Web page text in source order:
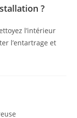
?
l’intérieur
l’entartrage et